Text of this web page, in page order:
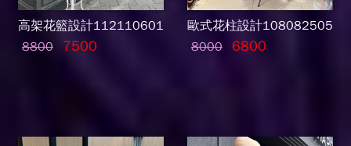
高架花籃設計112110601
8800
7500
歐式花柱設計108082505
8000 6800